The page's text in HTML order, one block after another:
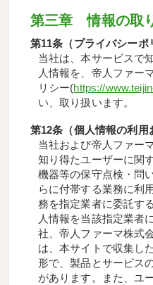
第三章 情報の取
第11条（プライバシーポ
当社は、本サービスで
人情報を、帝人ファ
リシー(https://
い、取り扱います。
第12条（個人情報の利用
当社および帝人ファー
知り得たユーザーに関
機器等の保守点検・問
らに付帯する業務に利
務を指定業者に委託す
人情報を当該指定業者
社、帝人ファーマ株式
は、本サイトで収集し
形で、製品とサービス
があります。また、ユ